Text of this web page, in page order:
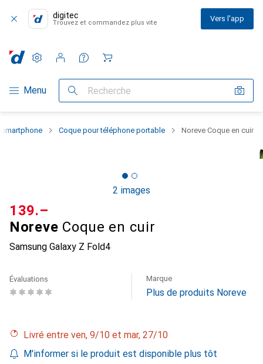
digitec
Trouvez et commandez plus vite Vers l'app
Navigation par catégorie
Menu Recherche
Paramètres
Compte client
Listes de comparaison
Listes d'envies
Panier
Coque pour téléphone portable Noreve Coque en cuir
2 images
Noreve Coque en cuir
Samsung Galaxy Z Fold4
CHF
139.–
Évaluations Marque
Plus de produits Noreve
Livré entre ven, 9/10 et mar, 27/10
M'informer si le produit est disponible plus tôt